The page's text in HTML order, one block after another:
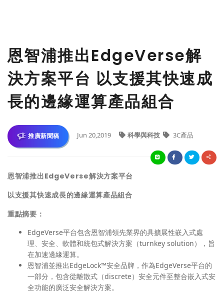
​恩智浦推出EdgeVerse解
決方案平台 以支援其快速成
長的邊緣運算產品組合
推廣新聞稿 Jun 20,2019 科學與科技 3C產品
恩智浦推出EdgeVerse解決方案平台
以支援其快速成長的邊緣運算產品組合
重點摘要：
EdgeVerse平台包含恩智浦領先業界的具擴展性嵌入式處
理、安全、軟體和統包式解決方案（turnkey solution），旨
在加速邊緣運算。
恩智浦並推出EdgeLock™安全品牌，作為EdgeVerse平台的
一部分，包含從離散式（discrete）安全元件至整合嵌入式安
全功能的廣泛安全解決方案。